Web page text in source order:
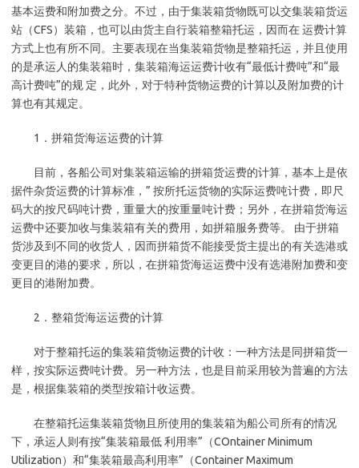
基本运费和附加费之分。不过，由于集装箱货物既可以交集装箱货运
站（CFS）装箱，也可以由货主自行装箱整箱托运，因而在 运费计算
方式上也有所不同。主要表现在当集装箱货物是整箱托运，并且使用
的是承运人的集装箱时，集装箱海运运费计收有“最低计费吨”和“最
高计费吨”的规 定，此外，对于特种货物运费的计算以及附加费的计
算也有其规定。
1．拼箱货海运运费的计算
目前，各船公司对集装箱运输的拼箱货运费的计算，基本上是依
据件杂货运费的计算标准，” 按所托运货物的实际运费吨计费，即尺
码大的按尺码吨计费，重量大的按重量吨计费；另外，在拼箱货海运
运费中还要加收与集装箱有关的费用，如拼箱服务费等。 由于拼箱
货涉及到不同的收货人，因而拼箱货不能接受货主提出的有关选港或
变更目的港的要求，所以，在拼箱货海运运费中没有选港附加费和变
更目的港附加费。
2．整箱货海运运费的计算
对于整箱托运的集装箱货物运费的计收：一种方法是同拼箱货一
样，按实际运费吨计费。另一种方法，也是目前采用较为普遍的方法
是，根据集装箱的类型按箱计收运费。
在整箱托运集装箱货物且所使用的集装箱为船公司所有的情况
下，承运人则有按“集装箱最低 利用率”（COntainer Minimum
Utilization）和“集装箱最高利用率”（Container Maximum